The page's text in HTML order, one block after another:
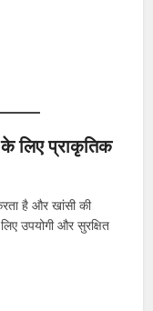
लिए प्राकृतिक
है और खांसी की
उपयोगी और सुरक्षित